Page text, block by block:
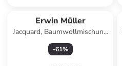
Erwin Müller
Jacquard, Baumwollmischung
Tischdecke Oberhausen in
dunkelgrün
-61%